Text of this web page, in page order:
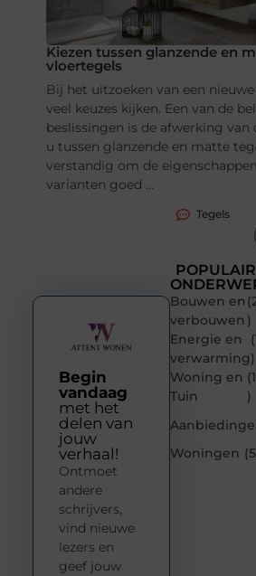
Kiezen tussen glanzende en
vloertegels
Bij het uitzoeken van een
veel keuzes kijken. Een van de
beslissingen is de afwerking van
u tussen glanzende en matte
verstandig om de
varianten goed ...
Tegels
Bouwen en
verbouwen )
Energie en
verwarming)
Woning en
Tuin
)
Woningen
Begin
vandaag
met het
delen van
jouw
verhaal!
Ontmoet
andere
schrijvers,
vind nieuwe
lezers en
geef jouw